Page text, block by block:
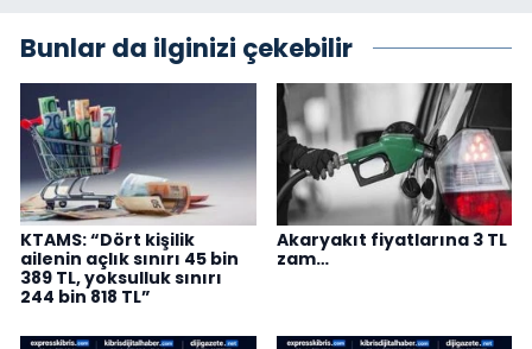
Bunlar da ilginizi çekebilir
KTAMS: “Dört kişilik
ailenin açlık sınırı 45 bin
389 TL, yoksulluk sınırı
244 bin 818 TL”
Akaryakıt fiyatlarına 3 TL
zam…